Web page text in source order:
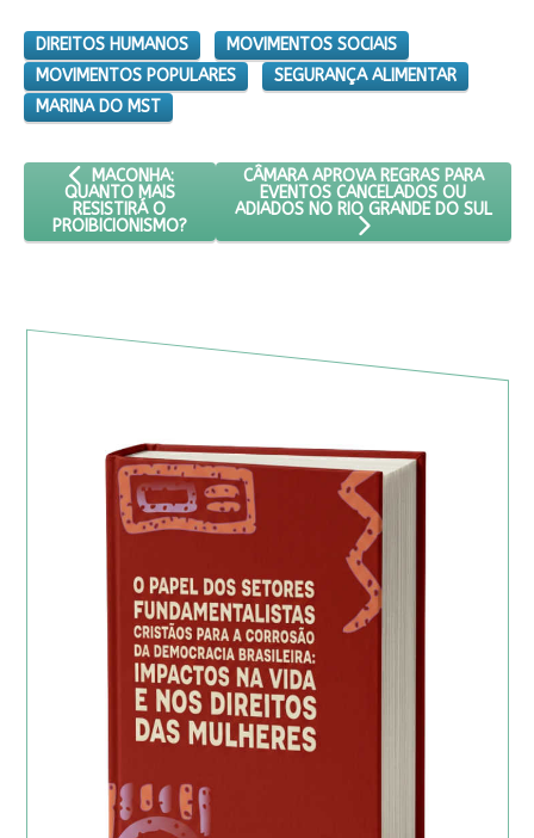
DIREITOS HUMANOS
MOVIMENTOS SOCIAIS
MOVIMENTOS POPULARES
SEGURANÇA ALIMENTAR
MARINA DO MST
ARTIGO ANTERIOR: MACONHA: QUANTO MAIS RESISTIRÁ O
MACONHA:
QUANTO MAIS
RESISTIRÁ O
PROIBICIONISMO?
PRÓXIMO ARTIGO: CÂMARA APROVA
CÂMARA APROVA REGRAS PARA
EVENTOS CANCELADOS OU
ADIADOS NO RIO GRANDE DO SUL